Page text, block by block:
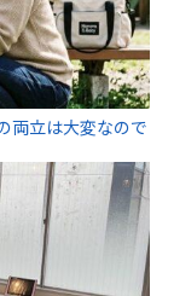
両立は大変なので